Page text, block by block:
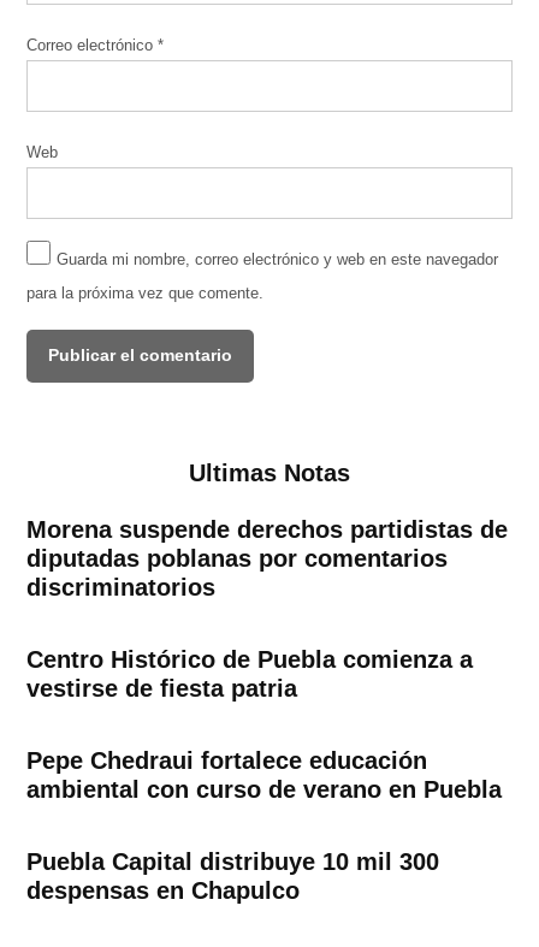
Correo electrónico*
Web
Guarda mi nombre, correo electrónico y web en este navegador
para la próxima vez que comente.
Ultimas Notas
Morena suspende derechos partidistas de
diputadas poblanas por comentarios
discriminatorios
Centro Histórico de Puebla comienza a
vestirse de fiesta patria
Pepe Chedraui fortalece educación
ambiental con curso de verano en Puebla
Puebla Capital distribuye 10 mil 300
despensas en Chapulco